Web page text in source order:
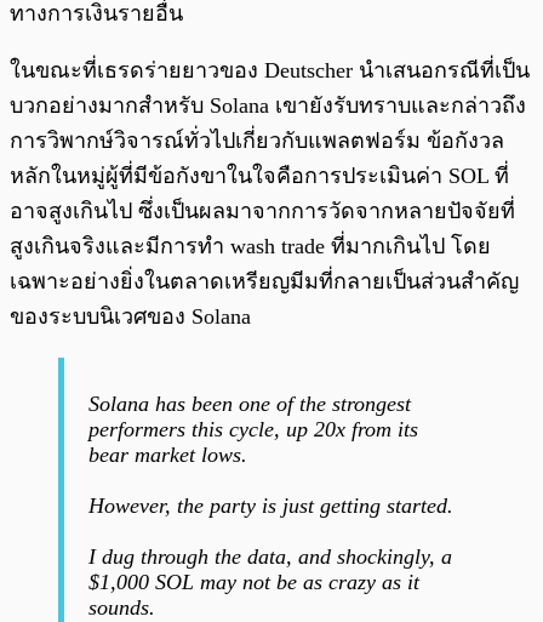
ทางการเงินรายอื่น
ในขณะที่เธรดร่ายยาวของ Deutscher นำเสนอกรณีที่เป็น
บวกอย่างมากสำหรับ Solana เขายังรับทราบและกล่าวถึง
การวิพากษ์วิจารณ์ทั่วไปเกี่ยวกับแพลตฟอร์ม ข้อกังวล
หลักในหมู่ผู้ที่มีข้อกังขาในใจคือการประเมินค่า SOL ที่
อาจสูงเกินไป ซึ่งเป็นผลมาจากการวัดจากหลายปัจจัยที่
สูงเกินจริงและมีการทำ wash trade ที่มากเกินไป โดย
เฉพาะอย่างยิ่งในตลาดเหรียญมีมที่กลายเป็นส่วนสำคัญ
ของระบบนิเวศของ Solana
Solana has been one of the strongest
performers this cycle, up 20x from its
bear market lows.
However, the party is just getting started.
I dug through the data, and shockingly, a
$1,000 SOL may not be as crazy as it
sounds.